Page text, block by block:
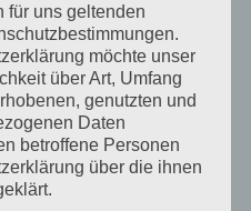
für uns geltenden
möchte unser
über Art, Umfang
genutzten und
Daten
betroffene Personen
über die ihnen